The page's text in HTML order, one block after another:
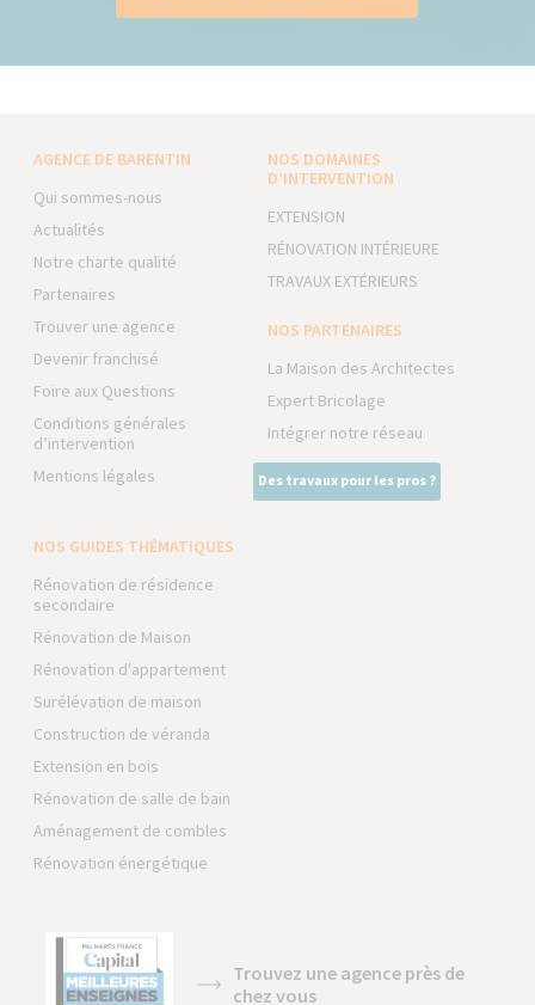
AGENCE DE BARENTIN
Qui sommes-nous
Actualités
Notre charte qualité
Partenaires
Trouver une agence
Devenir franchisé
Foire aux Questions
Conditions générales
d’intervention
Mentions légales
NOS DOMAINES
D’INTERVENTION
EXTENSION
RÉNOVATION INTÉRIEURE
TRAVAUX EXTÉRIEURS
NOS PARTENAIRES
La Maison des Architectes
Expert Bricolage
Intégrer notre réseau
Des travaux pour les pros ?
NOS GUIDES THÉMATIQUES
Rénovation de résidence
secondaire
Rénovation de Maison
Rénovation d'appartement
Surélévation de maison
Construction de véranda
Extension en bois
Rénovation de salle de bain
Aménagement de combles
Rénovation énergétique
Trouvez une agence près de
chez vous